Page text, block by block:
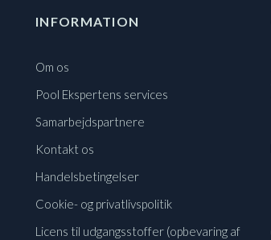
INFORMATION
Om os
Pool Ekspertens services
Samarbejdspartnere
Kontakt os
Handelsbetingelser
Cookie- og privatlivspolitik
Licens til udgangsstoffer (opbevaring af